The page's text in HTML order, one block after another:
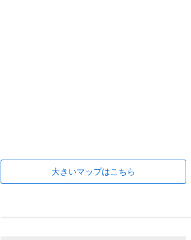
大きいマップはこちら